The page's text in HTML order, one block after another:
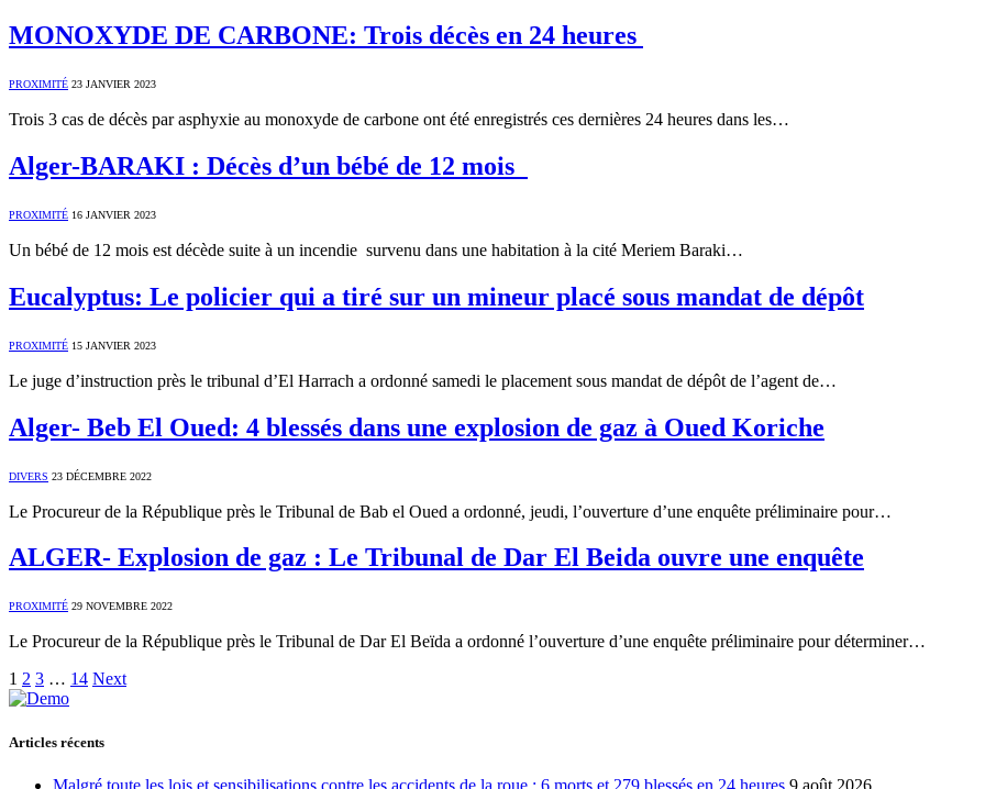
MONOXYDE DE CARBONE: Trois décès en 24 heures
PROXIMITÉ 23 JANVIER 2023
Trois 3 cas de décès par asphyxie au monoxyde de carbone ont été enregistrés ces dernières 24 heures dans les…
Alger-BARAKI : Décès d’un bébé de 12 mois
PROXIMITÉ 16 JANVIER 2023
Un bébé de 12 mois est décède suite à un incendie survenu dans une habitation à la cité Meriem Baraki…
Eucalyptus: Le policier qui a tiré sur un mineur placé sous mandat de dépôt
PROXIMITÉ 15 JANVIER 2023
Le juge d’instruction près le tribunal d’El Harrach a ordonné samedi le placement sous mandat de dépôt de l’agent de…
Alger- Beb El Oued: 4 blessés dans une explosion de gaz à Oued Koriche
DIVERS 23 DÉCEMBRE 2022
Le Procureur de la République près le Tribunal de Bab el Oued a ordonné, jeudi, l’ouverture d’une enquête préliminaire pour…
ALGER- Explosion de gaz : Le Tribunal de Dar El Beida ouvre une enquête
PROXIMITÉ 29 NOVEMBRE 2022
Le Procureur de la République près le Tribunal de Dar El Beïda a ordonné l’ouverture d’une enquête préliminaire pour déterminer…
1 2 3 … 14 Next
Articles récents
Malgré toute les lois et sensibilisations contre les accidents de la roue : 6 morts et 279 blessés en 24 heures 9 août 2026